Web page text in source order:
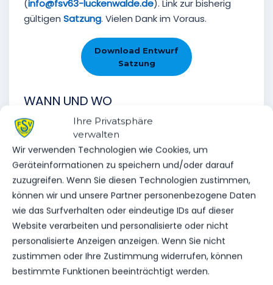
Ihre Privatsphäre
verwalten
Wir verwenden Technologien wie Cookies, um
Geräteinformationen zu speichern und/oder darauf
zuzugreifen. Wenn Sie diesen Technologien zustimmen,
können wir und unsere Partner personenbezogene Daten
wie das Surfverhalten oder eindeutige IDs auf dieser
Website verarbeiten und personalisierte oder nicht
personalisierte Anzeigen anzeigen. Wenn Sie nicht
zustimmen oder Ihre Zustimmung widerrufen, können
bestimmte Funktionen beeinträchtigt werden.
(info@fsv63-luckenwalde.de). Link zur bisherig
gültigen Satzung. Vielen Dank im Voraus.
Download Entwurf
Satzung
WANN UND WO
Der Vorstand würde sich sehr freuen, wenn Ihr
zahlreich zur Mitgliederversammlung erscheinen
würdet!
Wann:06.12.2023 um 18:00 Uhr
Wo:großer Saal des Sportlertreffs im Werner-
Seelenbinder-Stadion
Der Vorstand